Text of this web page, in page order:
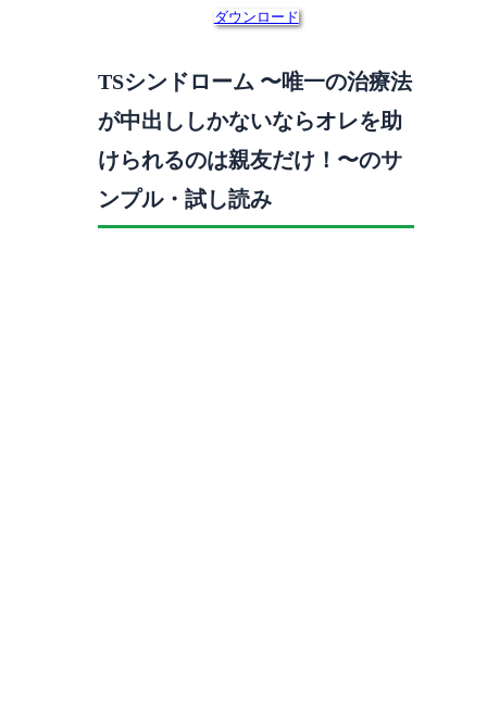
ダウンロード
TSシンドローム 〜唯一の治療法
が中出ししかないならオレを助
けられるのは親友だけ！〜のサ
ンプル・試し読み